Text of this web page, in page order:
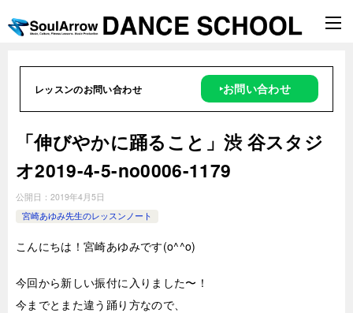
レッスンのお問い合わせ ‣お問い合わせ
「伸びやかに踊ること」渋 谷スタジ
オ2019-4-5-no0006-1179
公開日： 2019年4月5日
宮崎あゆみ先生のレッスンノート
こんにちは！宮崎あゆみです(o^^o)
今回から新しい振付に入りました〜！
今までとまた違う踊り方なので、